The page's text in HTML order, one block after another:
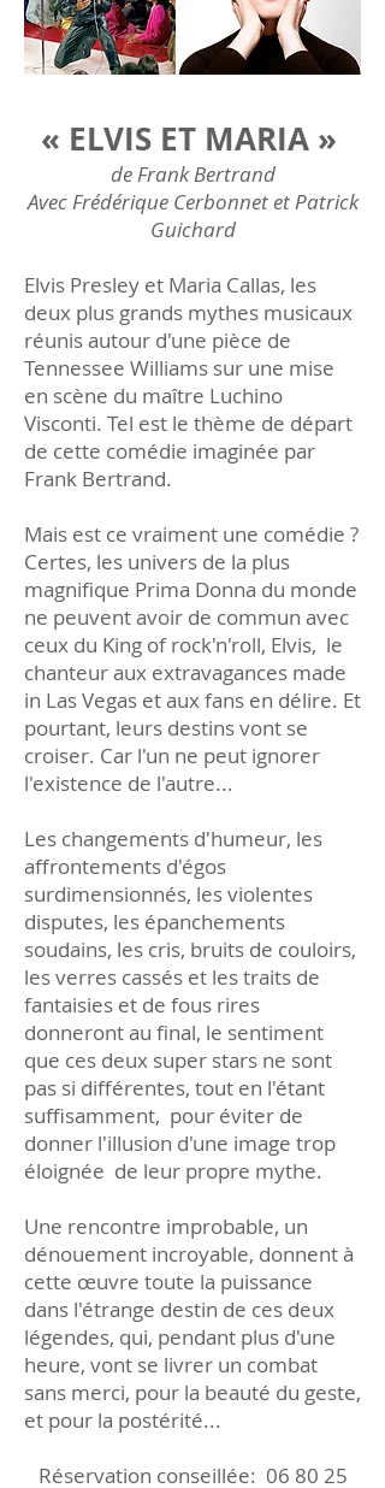
« ELVIS ET MARIA »
de Frank Bertrand
Avec Frédérique Cerbonnet et Patrick
Guichard
Elvis Presley et Maria Callas, les
deux plus grands mythes musicaux
réunis autour d'une pièce de
Tennessee Williams sur une mise
en scène du maître Luchino
Visconti. Tel est le thème de départ
de cette comédie imaginée par
Frank Bertrand.
Mais est ce vraiment une comédie ?
Certes, les univers de la plus
magnifique Prima Donna du monde
ne peuvent avoir de commun avec
ceux du King of rock'n'roll, Elvis, le
chanteur aux extravagances made
in Las Vegas et aux fans en délire. Et
pourtant, leurs destins vont se
croiser. Car l'un ne peut ignorer
l'existence de l'autre...
Les changements d'humeur, les
affrontements d'égos
surdimensionnés, les violentes
disputes, les épanchements
soudains, les cris, bruits de couloirs,
les verres cassés et les traits de
fantaisies et de fous rires
donneront au final, le sentiment
que ces deux super stars ne sont
pas si différentes, tout en l'étant
suffisamment, pour éviter de
donner l'illusion d'une image trop
éloignée de leur propre mythe.
Une rencontre improbable, un
dénouement incroyable, donnent à
cette œuvre toute la puissance
dans l'étrange destin de ces deux
légendes, qui, pendant plus d'une
heure, vont se livrer un combat
sans merci, pour la beauté du geste,
et pour la postérité...
Réservation conseillée: 06 80 25